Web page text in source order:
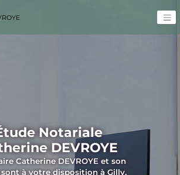
Biens immobiliers
appartements, terrains, ...
Parcourir les offres